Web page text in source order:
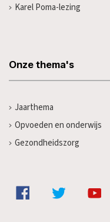
Karel Poma-lezing
Onze thema's
Jaarthema
Opvoeden en onderwijs
Gezondheidszorg